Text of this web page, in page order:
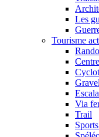
Les
Tourisme
Via
Trail